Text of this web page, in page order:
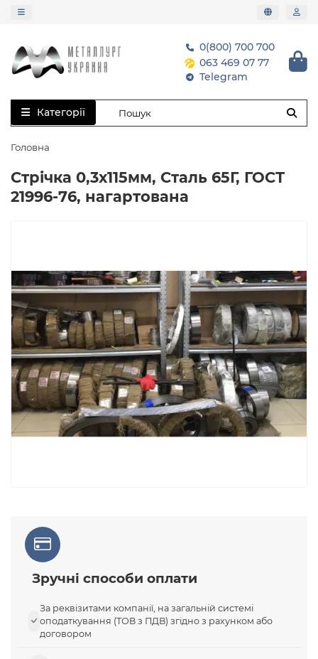
0(800) 700 700
063 469 07 77
Telegram
Категорії
Головна
Стрічка 0,3х115мм, Сталь 65Г, ГОСТ
21996-76, нагартована
Зручні способи оплати
За реквізитами компанії, на загальній системі
оподаткування (ТОВ з ПДВ) згідно з рахунком або
договором